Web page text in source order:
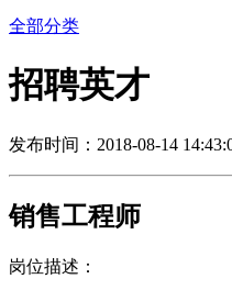
全部分类
招聘英才
发布时间：2018-08-14
销售工程师
岗位描述：